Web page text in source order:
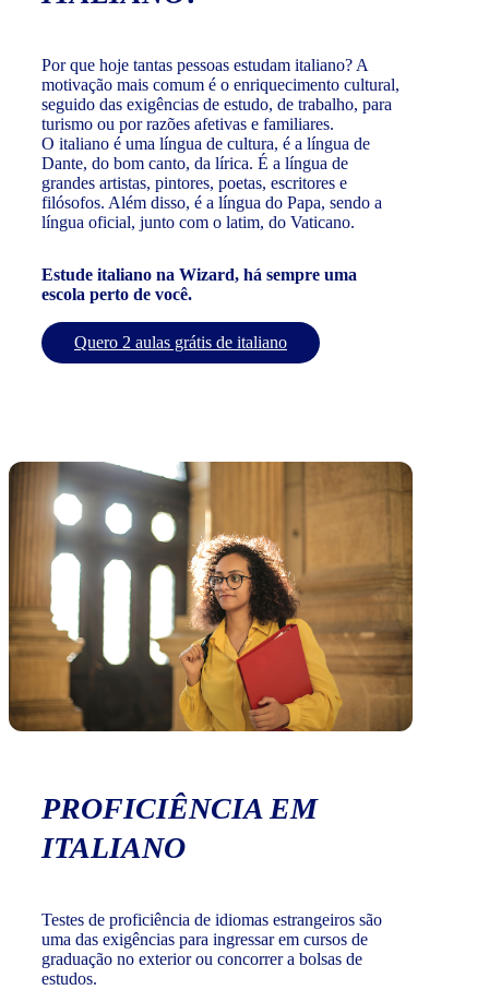
Por que hoje tantas pessoas estudam italiano? A
motivação mais comum é o enriquecimento cultural,
seguido das exigências de estudo, de trabalho, para
turismo ou por razões afetivas e familiares.
O italiano é uma língua de cultura, é a língua de
Dante, do bom canto, da lírica. É a língua de
grandes artistas, pintores, poetas, escritores e
filósofos. Além disso, é a língua do Papa, sendo a
língua oficial, junto com o latim, do Vaticano.
Estude italiano na Wizard, há sempre uma
escola perto de você.
Quero 2 aulas grátis de italiano
PROFICIÊNCIA EM
ITALIANO
Testes de proficiência de idiomas estrangeiros são
uma das exigências para ingressar em cursos de
graduação no exterior ou concorrer a bolsas de
estudos.